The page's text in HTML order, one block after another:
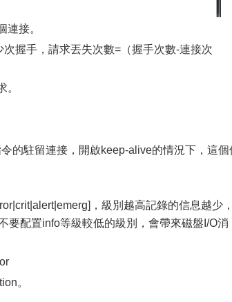
接。
握手，請求丟失次數=（握手次數-連接次
。
的駐留連接，開啟keep-alive的情況下，這個
，級別越高記錄的信息越少，
要配置info等級較低的級別，會帶來磁盤I/O消
。